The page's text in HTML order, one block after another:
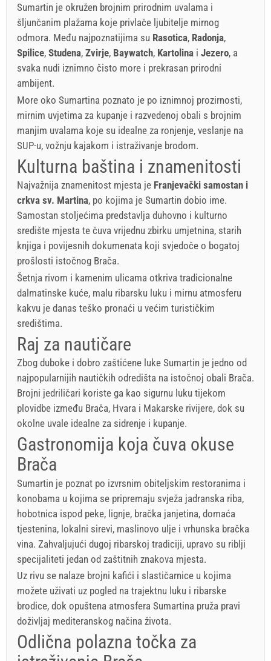
Sumartin je okružen brojnim prirodnim uvalama i
šljunčanim plažama koje privlače ljubitelje mirnog
odmora. Među najpoznatijima su Rasotica, Radonja,
Spilice, Studena, Zvirje, Baywatch, Kartolina i Jezero, a
svaka nudi iznimno čisto more i prekrasan prirodni
ambijent.
More oko Sumartina poznato je po iznimnoj prozirnosti,
mirnim uvjetima za kupanje i razvedenoj obali s brojnim
manjim uvalama koje su idealne za ronjenje, veslanje na
SUP-u, vožnju kajakom i istraživanje brodom.
Kulturna baština i znamenitosti
Najvažnija znamenitost mjesta je Franjevački samostan i
crkva sv. Martina, po kojima je Sumartin dobio ime.
Samostan stoljećima predstavlja duhovno i kulturno
središte mjesta te čuva vrijednu zbirku umjetnina, starih
knjiga i povijesnih dokumenata koji svjedoče o bogatoj
prošlosti istočnog Brača.
Šetnja rivom i kamenim ulicama otkriva tradicionalne
dalmatinske kuće, malu ribarsku luku i mirnu atmosferu
kakvu je danas teško pronaći u većim turističkim
središtima.
Raj za nautičare
Zbog duboke i dobro zaštićene luke Sumartin je jedno od
najpopularnijih nautičkih odredišta na istočnoj obali Brača.
Brojni jedriličari koriste ga kao sigurnu luku tijekom
plovidbe između Brača, Hvara i Makarske rivijere, dok su
okolne uvale idealne za sidrenje i kupanje.
Gastronomija koja čuva okuse
Brača
Sumartin je poznat po izvrsnim obiteljskim restoranima i
konobama u kojima se pripremaju svježa jadranska riba,
hobotnica ispod peke, lignje, bračka janjetina, domaća
tjestenina, lokalni sirevi, maslinovo ulje i vrhunska bračka
vina. Zahvaljujući dugoj ribarskoj tradiciji, upravo su riblji
specijaliteti jedan od zaštitnih znakova mjesta.
Uz rivu se nalaze brojni kafići i slastičarnice u kojima
možete uživati uz pogled na trajektnu luku i ribarske
brodice, dok opuštena atmosfera Sumartina pruža pravi
doživljaj mediteranskog načina života.
Odlična polazna točka za